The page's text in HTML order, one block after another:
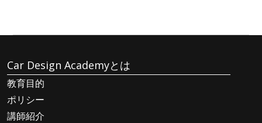
Car Design Academyとは
教育目的
ポリシー
講師紹介